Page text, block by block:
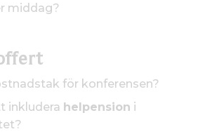
middag?
för konferensen?
inkludera helpension i